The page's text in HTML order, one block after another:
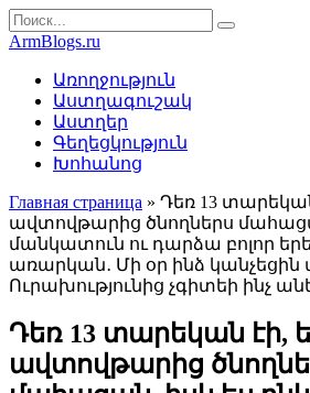
Перейти
к
контенту
Search
for:
ArmBlogs.ru
Առողջություն
Աստղագուշակ
Աստղեր
Գեղեցկություն
Խոհանոց
Главная страница » Դեռ 13
ավտովթարից ծնողներս
մանկատուն ու դարձա բոլոր
առարկան․ Մի օր ինձ կանչեցին
Ուրախությունից չգիտեի ինչ
Դեռ 13 տարեկան էի,
ավտովթարից